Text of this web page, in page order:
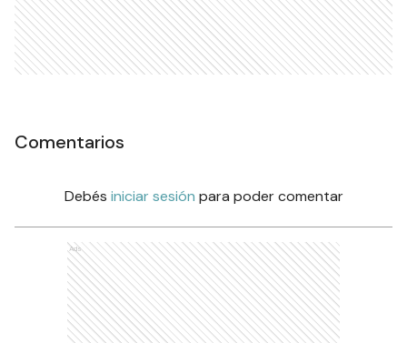
Comentarios
Debés iniciar sesión para poder comentar
Ads